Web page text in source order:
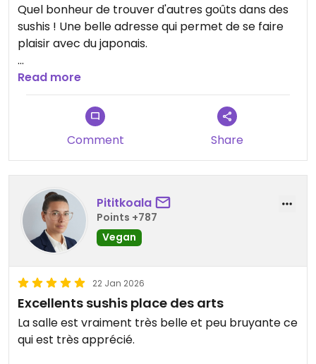
Quel bonheur de trouver d'autres goûts dans des
sushis ! Une belle adresse qui permet de se faire
plaisir avec du japonais.
Updated from previous review on 2026-04-05
Read more
Comment Share
Pititkoala
Points +787
Vegan
22 Jan 2026
Excellents sushis place des arts
La salle est vraiment très belle et peu bruyante ce
qui est très apprécié.